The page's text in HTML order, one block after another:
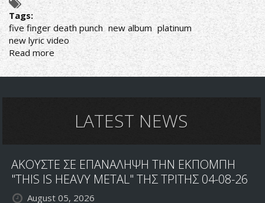
Tags:
five finger death punch new album platinum
new lyric video
Read more about
FIVE
FINGER
LYRICLATEST NEWS
ΑΚΟΥΣΤΕ ΣΕ ΕΠΑΝΑΛΗΨΗ ΤΗΝ ΕΚΠΟΜΠΗ
"THIS IS HEAVY METAL" ΤΗΣ ΤΡΙΤΗΣ 04-08-26
August 05, 2026